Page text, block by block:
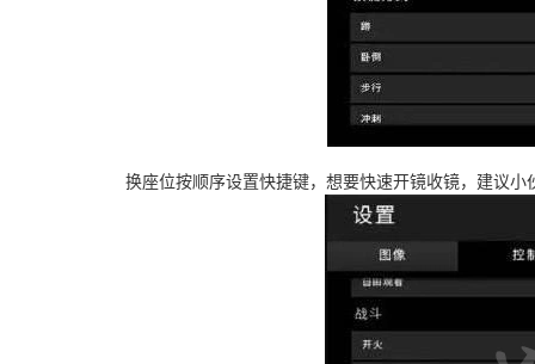
换座位按顺序设置快捷键，想要快速开镜收镜，建议